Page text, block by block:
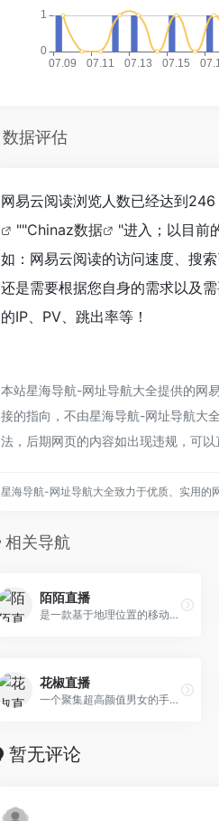
数据评估
网易云阅读浏览人数已经达到
""Chinaz数据
"进入；以目前
如：网易云阅读的访问速度、搜
还是需要根据您自身的需求以及
的IP、PV、跳出率等！
本站星海导航-网址导航大全提供的网
接的指向，不由星海导航-网址导航大
法，后期网页的内容如出现违规，可
星海导航-网址导航大全致力于优质、实用的
相关导航
陌陌直播
是一款基于地理位置的移动社交工具
花椒直播
一个聚集超高颜值男女的手机直播社交平台
暂无评论